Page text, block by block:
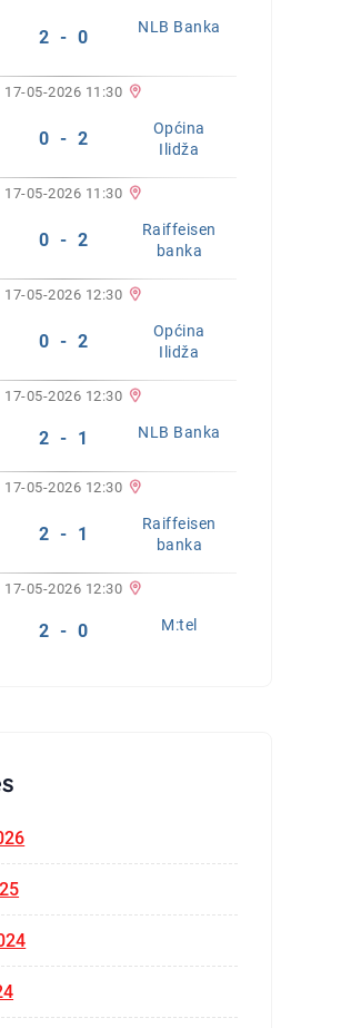
2 - 0 NLB Banka
17-05-2026 11:30
0 - 2
Općina
Ilidža
17-05-2026 11:30
0 - 2
Raiffeisen
banka
17-05-2026 12:30
0 - 2
Općina
Ilidža
17-05-2026 12:30
2 - 1 NLB Banka
17-05-2026 12:30
2 - 1
Raiffeisen
banka
17-05-2026 12:30
2 - 0 M:tel